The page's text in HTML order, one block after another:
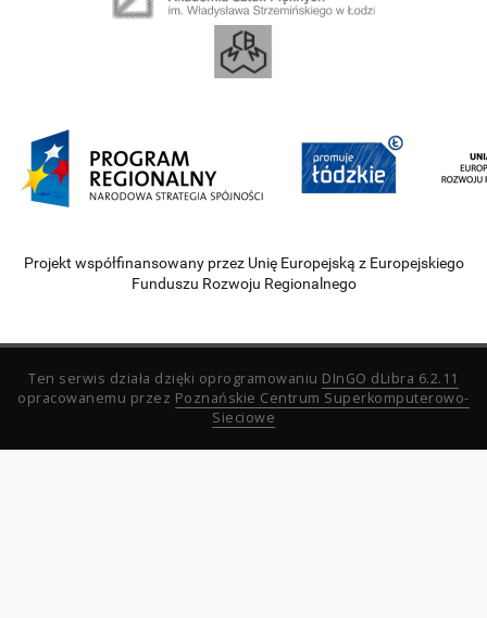
Projekt współfinansowany przez Unię Europejską z Europejskiego
Funduszu Rozwoju Regionalnego
Ten serwis działa dzięki oprogramowaniu DInGO dLibra 6.2.11
opracowanemu przez Poznańskie Centrum Superkomputerowo-
Sieciowe